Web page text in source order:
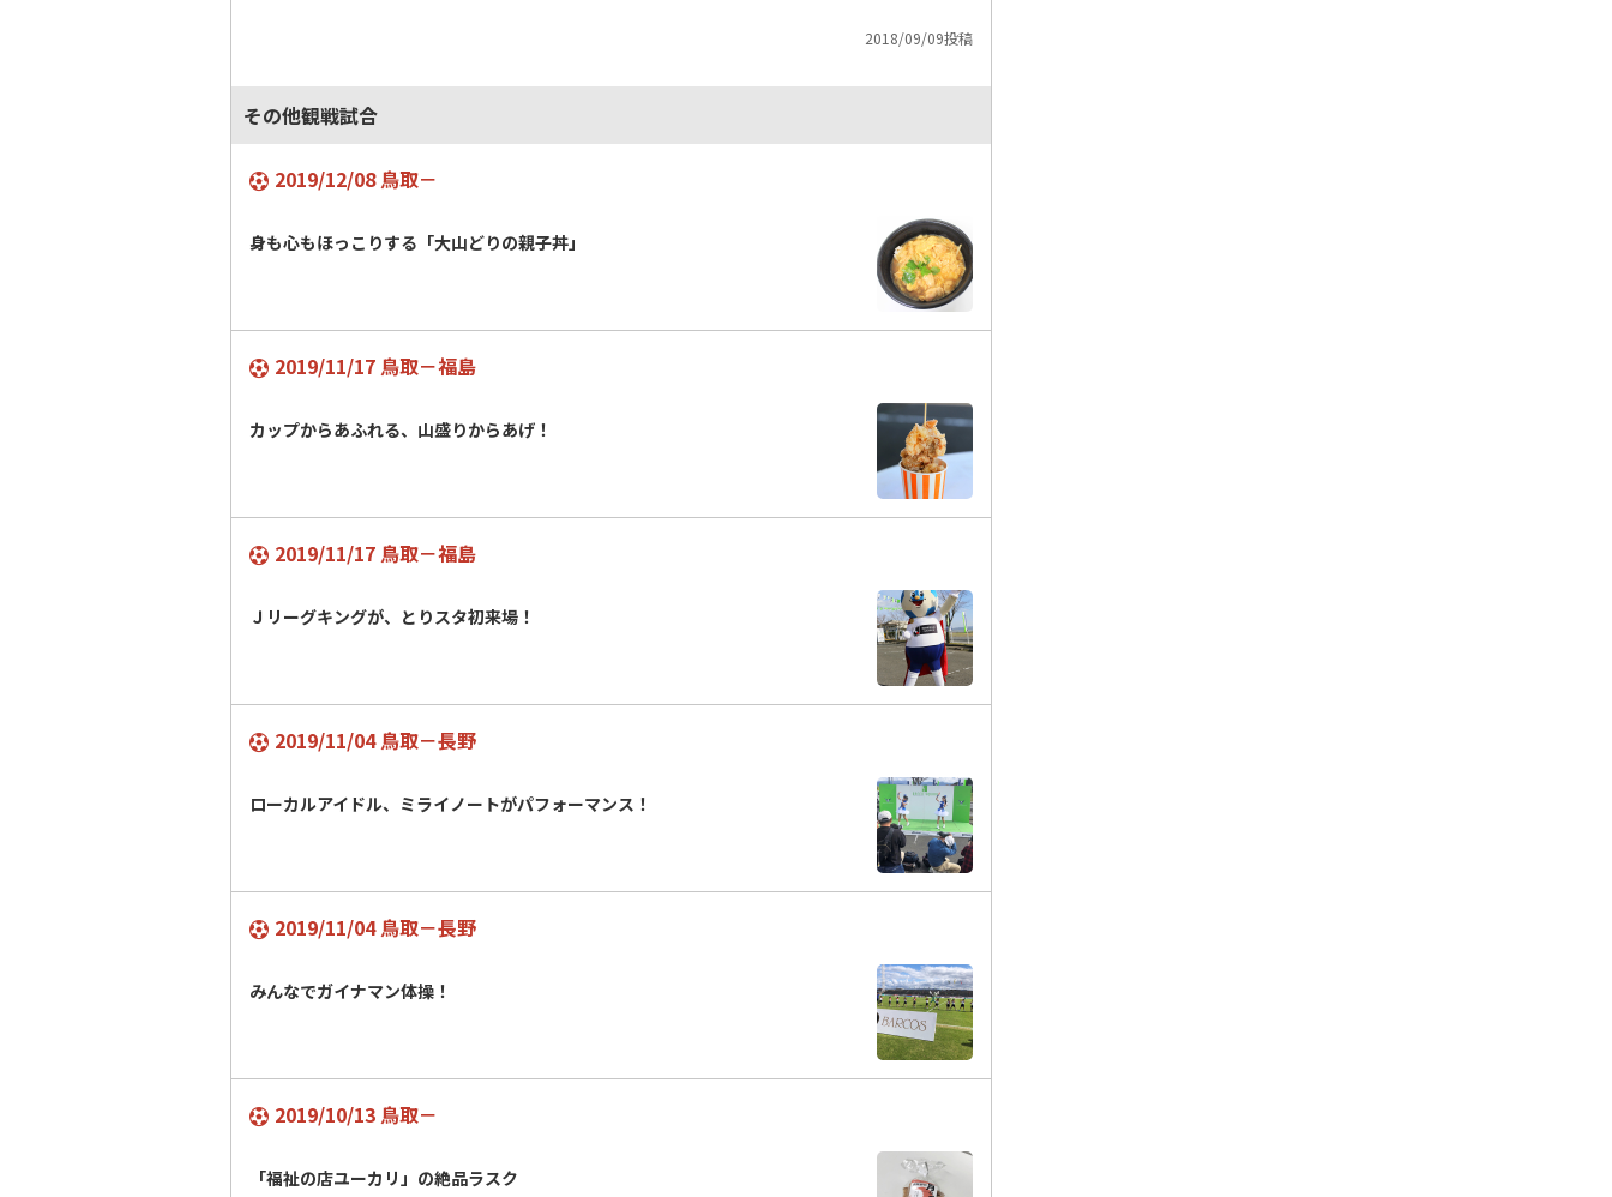
2018/09/09投稿
その他観戦試合
2019/12/08 鳥取－
身も心もほっこりする「大山どりの親子丼」
2019/11/17 鳥取－福島
カップからあふれる、山盛りからあげ！
2019/11/17 鳥取－福島
Ｊリーグキングが、とりスタ初来場！
2019/11/04 鳥取－長野
ローカルアイドル、ミライノートがパフォーマンス！
2019/11/04 鳥取－長野
みんなでガイナマン体操！
2019/10/13 鳥取－
「福祉の店ユーカリ」の絶品ラスク